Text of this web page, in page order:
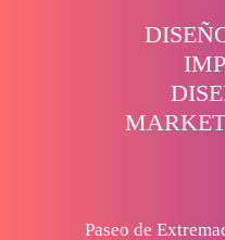
Paseo de